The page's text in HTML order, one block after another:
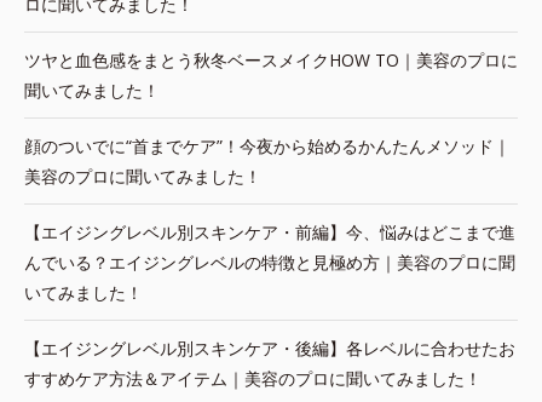
ツヤと血色感をまとう秋冬ベースメイクHOW TO｜美容のプロに
聞いてみました！
顔のついでに“首までケア”！今夜から始めるかんたんメソッド｜
美容のプロに聞いてみました！
【エイジングレベル別スキンケア・前編】今、悩みはどこまで進
んでいる？エイジングレベルの特徴と見極め方｜美容のプロに聞
いてみました！
【エイジングレベル別スキンケア・後編】各レベルに合わせたお
すすめケア方法＆アイテム｜美容のプロに聞いてみました！